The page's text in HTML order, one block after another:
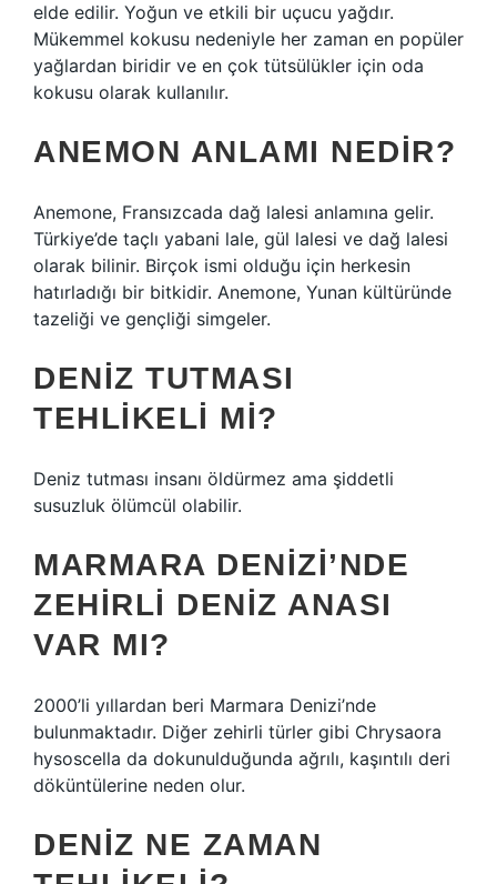
elde edilir. Yoğun ve etkili bir uçucu yağdır.
Mükemmel kokusu nedeniyle her zaman en popüler
yağlardan biridir ve en çok tütsülükler için oda
kokusu olarak kullanılır.
ANEMON ANLAMI NEDIR?
Anemone, Fransızcada dağ lalesi anlamına gelir.
Türkiye’de taçlı yabani lale, gül lalesi ve dağ lalesi
olarak bilinir. Birçok ismi olduğu için herkesin
hatırladığı bir bitkidir. Anemone, Yunan kültüründe
tazeliği ve gençliği simgeler.
DENIZ TUTMASI
TEHLIKELI MI?
Deniz tutması insanı öldürmez ama şiddetli
susuzluk ölümcül olabilir.
MARMARA DENIZI’NDE
ZEHIRLI DENIZ ANASI
VAR MI?
2000’li yıllardan beri Marmara Denizi’nde
bulunmaktadır. Diğer zehirli türler gibi Chrysaora
hysoscella da dokunulduğunda ağrılı, kaşıntılı deri
döküntülerine neden olur.
DENIZ NE ZAMAN